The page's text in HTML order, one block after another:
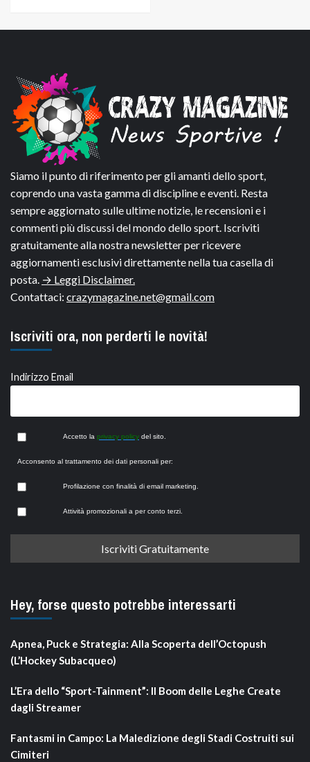
Siamo il punto di riferimento per gli amanti dello sport,
coprendo una vasta gamma di discipline e eventi. Resta
sempre aggiornato sulle ultime notizie, le recensioni e i
commenti più discussi del mondo dello sport. Iscriviti
gratuitamente alla nostra newsletter per ricevere
aggiornamenti esclusivi direttamente nella tua casella di
posta. → Leggi Disclaimer.
Contattaci: crazymagazine.net@gmail.com
Iscriviti ora, non perderti le novità!
Indirizzo Email
Accetto la privacy policy del sito.
Acconsento al trattamento dei dati personali per:
Profilazione con finalità di email marketing.
Attività promozionali a per conto terzi.
Hey, forse questo potrebbe interessarti
Apnea, Puck e Strategia: Alla Scoperta dell’Octopush
(L’Hockey Subacqueo)
L’Era dello “Sport-Tainment”: Il Boom delle Leghe Create
dagli Streamer
Fantasmi in Campo: La Maledizione degli Stadi Costruiti sui
Cimiteri